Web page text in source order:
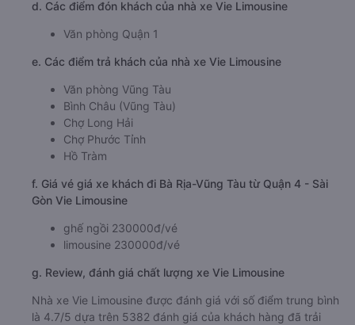
d. Các điểm đón khách của nhà xe Vie Limousine
Văn phòng Quận 1
e. Các điểm trả khách của nhà xe Vie Limousine
Văn phòng Vũng Tàu
Bình Châu (Vũng Tàu)
Chợ Long Hải
Chợ Phước Tỉnh
Hồ Tràm
f. Giá vé giá xe khách đi Bà Rịa-Vũng Tàu từ Quận 4 - Sài
Gòn Vie Limousine
ghế ngồi 230000đ/vé
limousine 230000đ/vé
g. Review, đánh giá chất lượng xe Vie Limousine
Nhà xe Vie Limousine được đánh giá với số điểm trung bình
là 4.7/5 dựa trên 5382 đánh giá của khách hàng đã trải